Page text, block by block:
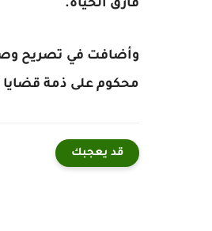
فارق الحياة.
وأضافت في تصريح وصل
محكوم على ذمة قضايا
قد يعجبك